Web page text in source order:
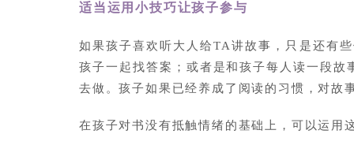
适当运用小技巧让孩子参与
如果孩子喜欢听大人给TA讲故事，只是还有
孩子一起找答案；或者是和孩子每人读一段
去做。孩子如果已经养成了阅读的习惯，对故
在孩子对书没有抵触情绪的基础上，可以运用